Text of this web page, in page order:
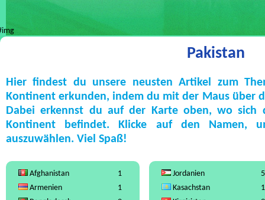
Pakistan
Hier findest du unsere neusten Artikel zum
Kontinent erkunden, indem du mit der Maus über
Dabei erkennst du auf der Karte oben, wo sich
Kontinent befindet. Klicke auf den Namen,
auszuwählen. Viel Spaß!
Afghanistan
1
Armenien
1
Jordanien
5
Kasachstan
1